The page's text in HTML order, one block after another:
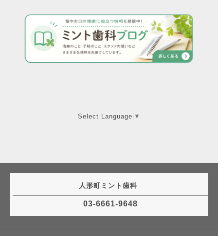
Select Language ▼
人形町ミント歯科
03-6661-9648